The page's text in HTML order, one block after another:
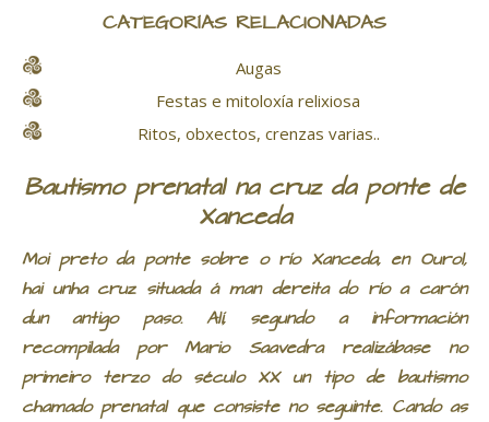
CATEGORÍAS RELACIONADAS
Augas
Festas e mitoloxía relixiosa
Ritos, obxectos, crenzas varias..
Bautismo prenatal na cruz da ponte de
Xanceda
Moi preto da ponte sobre o río Xanceda, en Ourol,
hai unha cruz situada á man dereita do río a carón
dun antigo paso. Alí, segundo a información
recompilada por Mario Saavedra realizábase no
primeiro terzo do século XX un tipo de bautismo
chamado prenatal que consiste no seguinte. Cando as